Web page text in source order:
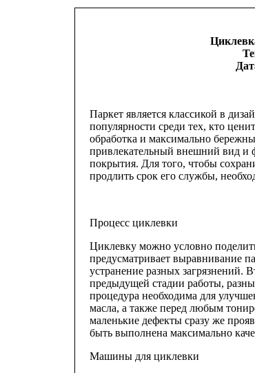
Паркет является классикой в
популярности среди тех, кто
обработка и максимально
привлекательный внешний вид и
покрытия. Для того, чтобы
продлить срок его службы,
Процесс циклевки
Циклевку можно условно
предусматривает выравнивание
устранение разных загрязнений.
предыдущей стадии работы,
процедура необходима для
масла, а также перед любым
маленькие дефекты сразу же
быть выполнена максимально
Машины для циклевки